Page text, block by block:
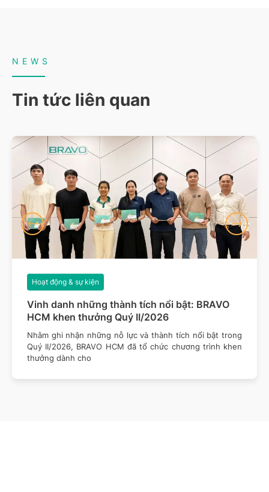
NEWS
Tin tức liên quan
Vinh danh những thành tích nổi bật: BRAVO
HCM khen thưởng Quý II/2026
Hoạt động & sự kiện
Nhằm ghi nhận những nỗ lực và thành tích nổi bật trong
Quý II/2026, BRAVO HCM đã tổ chức chương trình khen
thưởng dành cho